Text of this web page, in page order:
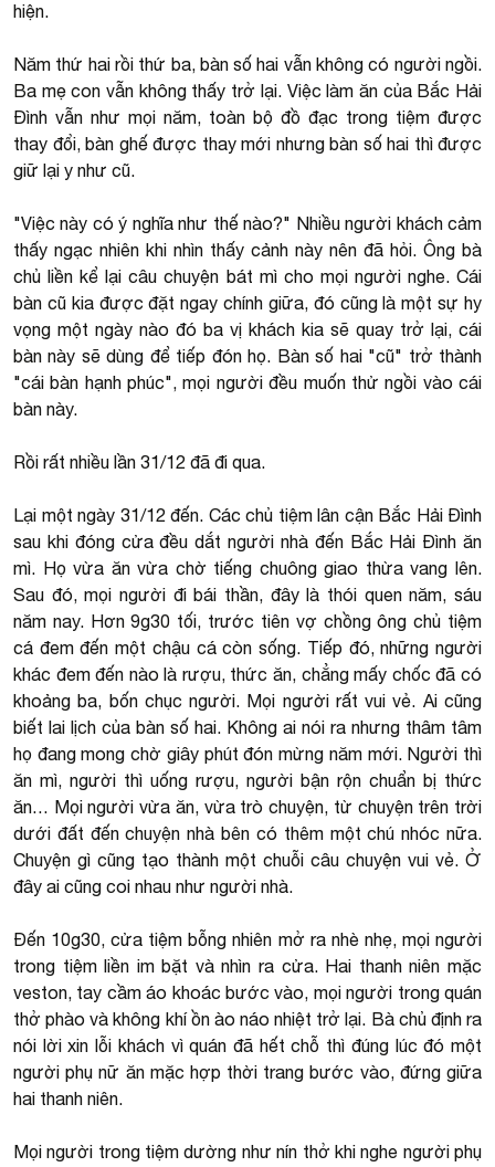
hiện.
Năm thứ hai rồi thứ ba, bàn số hai vẫn không có người ngồi.
Ba mẹ con vẫn không thấy trở lại. Việc làm ăn của Bắc Hải
Đình vẫn như mọi năm, toàn bộ đồ đạc trong tiệm được
thay đổi, bàn ghế được thay mới nhưng bàn số hai thì được
giữ lại y như cũ.
"Việc này có ý nghĩa như thế nào?" Nhiều người khách cảm
thấy ngạc nhiên khi nhìn thấy cảnh này nên đã hỏi. Ông bà
chủ liền kể lại câu chuyện bát mì cho mọi người nghe. Cái
bàn cũ kia được đặt ngay chính giữa, đó cũng là một sự hy
vọng một ngày nào đó ba vị khách kia sẽ quay trở lại, cái
bàn này sẽ dùng để tiếp đón họ. Bàn số hai "cũ" trở thành
"cái bàn hạnh phúc", mọi người đều muốn thử ngồi vào cái
bàn này.
Rồi rất nhiều lần 31/12 đã đi qua.
Lại một ngày 31/12 đến. Các chủ tiệm lân cận Bắc Hải Đình
sau khi đóng cửa đều dắt người nhà đến Bắc Hải Đình ăn
mì. Họ vừa ăn vừa chờ tiếng chuông giao thừa vang lên.
Sau đó, mọi người đi bái thần, đây là thói quen năm, sáu
năm nay. Hơn 9g30 tối, trước tiên vợ chồng ông chủ tiệm
cá đem đến một chậu cá còn sống. Tiếp đó, những người
khác đem đến nào là rượu, thức ăn, chẳng mấy chốc đã có
khoảng ba, bốn chục người. Mọi người rất vui vẻ. Ai cũng
biết lai lịch của bàn số hai. Không ai nói ra nhưng thâm tâm
họ đang mong chờ giây phút đón mừng năm mới. Người thì
ăn mì, người thì uống rượu, người bận rộn chuẩn bị thức
ăn… Mọi người vừa ăn, vừa trò chuyện, từ chuyện trên trời
dưới đất đến chuyện nhà bên có thêm một chú nhóc nữa.
Chuyện gì cũng tạo thành một chuỗi câu chuyện vui vẻ. Ở
đây ai cũng coi nhau như người nhà.
Đến 10g30, cửa tiệm bỗng nhiên mở ra nhè nhẹ, mọi người
trong tiệm liền im bặt và nhìn ra cửa. Hai thanh niên mặc
veston, tay cầm áo khoác bước vào, mọi người trong quán
thở phào và không khí ồn ào náo nhiệt trở lại. Bà chủ định ra
nói lời xin lỗi khách vì quán đã hết chỗ thì đúng lúc đó một
người phụ nữ ăn mặc hợp thời trang bước vào, đứng giữa
hai thanh niên.
Mọi người trong tiệm dường như nín thở khi nghe người phụ